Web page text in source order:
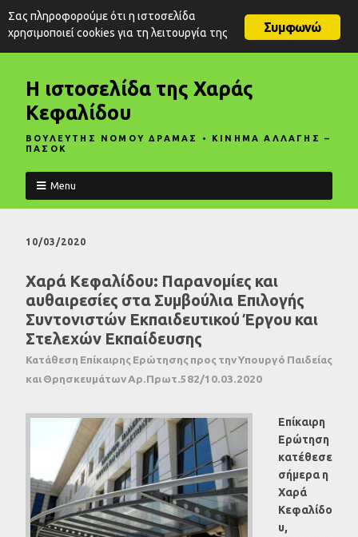
Η ιστοσελίδα της Χαράς
Κεφαλίδου
ΒΟΥΛΕΥΤΗΣ ΝΟΜΟΥ ΔΡΑΜΑΣ • ΚΙΝΗΜΑ ΑΛΛΑΓΗΣ –
ΠΑΣΟΚ
Menu
10/03/2020
Χαρά Κεφαλίδου: Παρανομίες και
αυθαιρεσίες στα Συμβούλια Επιλογής
Συντονιστών Εκπαιδευτικού Έργου και
Στελεχών Εκπαίδευσης
Κατάθεση Επίκαιρης Ερώτησης προς την Υπουργό Παιδείας
και Θρησκευμάτων Αρ.Πρωτ.582/10.03.2020
Επίκαιρη
Ερώτηση
κατέθεσε
σήμερα η
Χαρά
Κεφαλίδο
υ,
Συμφωνώ
Σας πληροφορούμε ότι η ιστοσελίδα
χρησιμοποιεί cookies για τη λειτουργία της